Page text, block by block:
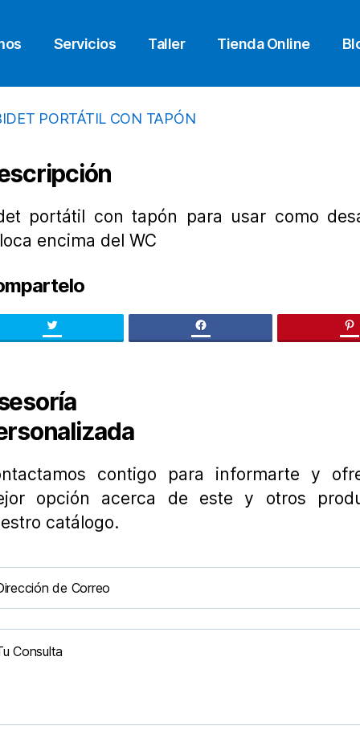
Servicios Taller Tienda Online
portátil con tapón para usar como
encima del WC
Twitter facebook
contigo para informarte y
opción acerca de este y otros
catálogo.